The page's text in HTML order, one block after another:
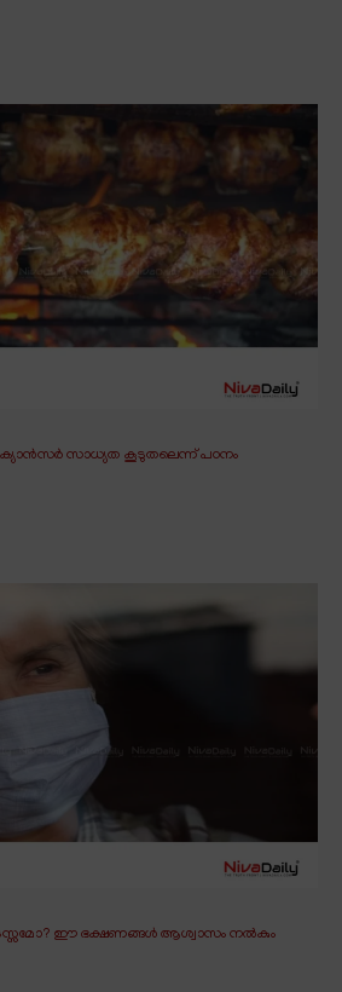
ക്യാൻസർ സാധ്യത കൂടുതലെന്ന് പഠനം
ഈ ഭക്ഷണങ്ങൾ ആശ്വാസം നൽകും